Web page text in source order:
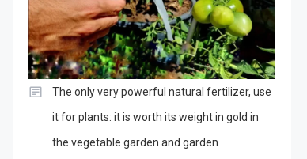
The only very powerful natural fertilizer, use
it for plants: it is worth its weight in gold in
the vegetable garden and garden